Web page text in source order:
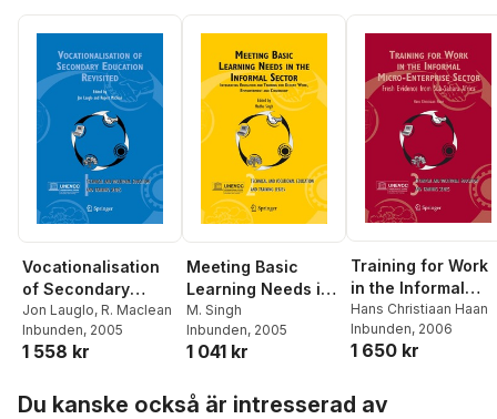
Vocationalisation
of Secondary
Education Revisited
Jon Lauglo, R. Maclean
Inbunden, 2005
1 558 kr
Meeting Basic
Learning Needs in
the Informal Sector
M. Singh
Inbunden, 2005
1 041 kr
Training for Work
in the Informal
Micro-Enterprise
Sector
Hans Christiaan Haan
Inbunden, 2006
1 650 kr
Du kanske också är intresserad av